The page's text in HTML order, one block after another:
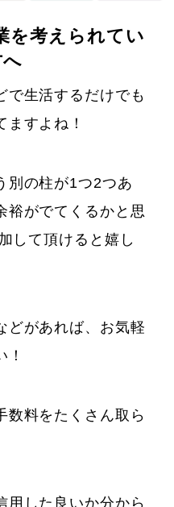
を考えられてい
で生活するだけでも
すよね！
別の柱が1つ2つあ
裕がでてくるかと思
して頂けると嬉し
どがあれば、お気軽
数料をたくさん取ら
用した良いか分から